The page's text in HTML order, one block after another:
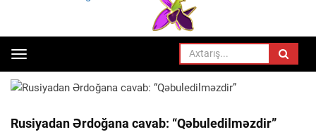
Toggle
navigation
TÜRK DÜNYASI
Rusiyadan Ərdoğana cavab: “Qəbuledilməzdir”